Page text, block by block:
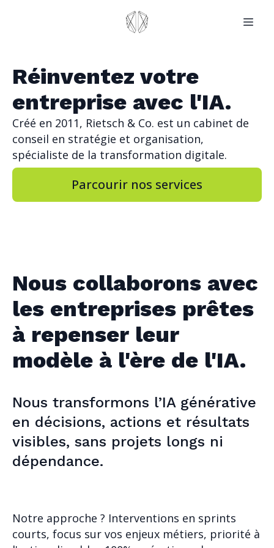
Réinventez votre
entreprise avec l'IA.
Créé en 2011, Rietsch & Co. est un cabinet de
conseil en stratégie et organisation,
spécialiste de la transformation digitale.
Parcourir nos services
Nous collaborons avec
les entreprises prêtes
à repenser leur
modèle à l'ère de l'IA.
Nous transformons l’IA générative
en décisions, actions et résultats
visibles, sans projets longs ni
dépendance.
Notre approche ? Interventions en sprints
courts, focus sur vos enjeux métiers, priorité à